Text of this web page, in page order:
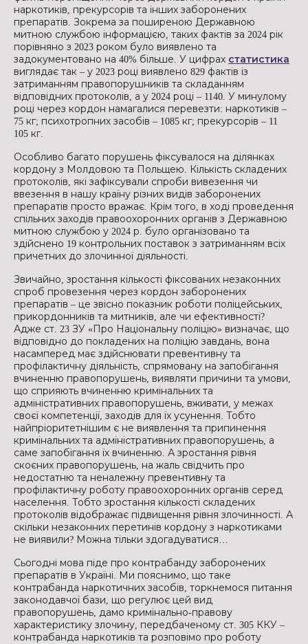
наркотиків, прекурсорів та інших заборонених
препаратів. Зокрема за поширеною Державною
митною службою інформацією, таких фактів за 2024 рік
порівняно з 2023 роком було виявлено та
задокументовано на 40% більше. У цифрах статистика
виглядає так – у 2023 році виявлено 829 фактів із
затриманням правопорушників та складанням
відповідних протоколів, а у 2024 році – 1140. У минулому
році через кордон намагалися перевезти: наркотиків –
75 кг; психотропних засобів – 1085 кг; прекурсорів – 11
105 кг.
Особливо багато порушень фіксувалося на ділянках
кордону з Молдовою та Польщею. Кількість складених
протоколів, які зафіксували спроби вивезення чи
ввезення в нашу країну різних видів заборонених
препаратів просто вражає. Крім того, в ході проведення
спільних заходів правоохоронних органів з Державною
митною службою у 2024 р. було організовано та
здійснено 19 контрольних поставок з затриманням всіх
причетних до злочинної діяльності.
Звичайно, зростання кількості фіксованих незаконних
спроб провезення через кордон заборонених
препаратів – це звісно показник роботи поліцейських,
прикордонників та митників, але чи ефективності?
Адже ст. 23 ЗУ «Про Національну поліцію» визначає, що
відповідно до покладених на поліцію завдань, вона
насамперед має здійснювати превентивну та
профілактичну діяльність, спрямовану на запобігання
вчиненню правопорушень, виявляти причини та умови,
що сприяють вчиненню кримінальних та
адміністративних правопорушень, вживати, у межах
своєї компетенції, заходів для їх усунення. Тобто
найпріоритетнішим є не виявлення та припинення
кримінальних та адміністративних правопорушень, а
саме запобігання їх вчиненню. А зростання рівня
скоєних правопорушень, на жаль свідчить про
недостатню та неналежну превентивну та
профілактичну роботу правоохоронних органів серед
населення. Тобто зростання кількості складених
протоколів відображає підвищення рівня злочинності. А
скільки незаконних перетинів кордону з наркотиками
не виявили? Можна тільки здогадуватися…
Сьогодні мова піде про контрабанду заборонених
препаратів в Україні. Ми пояснимо, що таке
контрабанда наркотичних засобів, торкнемося питання
законодавчої бази, що регулює цей вид
правопорушень, дамо кримінально-правову
характеристику злочину, передбаченому ст. 305 ККУ –
контрабанда наркотиків та розповімо про роботу